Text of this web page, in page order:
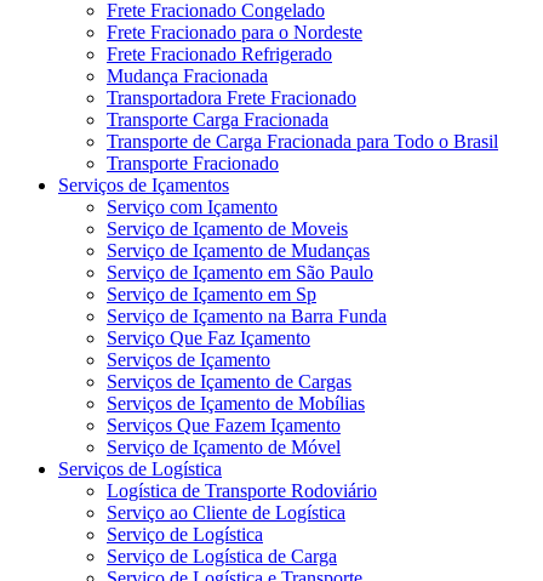
Frete Fracionado Congelado
Frete Fracionado para o Nordeste
Frete Fracionado Refrigerado
Mudança Fracionada
Transportadora Frete Fracionado
Transporte Carga Fracionada
Transporte de Carga Fracionada para Todo o Brasil
Transporte Fracionado
Serviços de Içamentos
Serviço com Içamento
Serviço de Içamento de Moveis
Serviço de Içamento de Mudanças
Serviço de Içamento em São Paulo
Serviço de Içamento em Sp
Serviço de Içamento na Barra Funda
Serviço Que Faz Içamento
Serviços de Içamento
Serviços de Içamento de Cargas
Serviços de Içamento de Mobílias
Serviços Que Fazem Içamento
Serviço de Içamento de Móvel
Serviços de Logística
Logística de Transporte Rodoviário
Serviço ao Cliente de Logística
Serviço de Logística
Serviço de Logística de Carga